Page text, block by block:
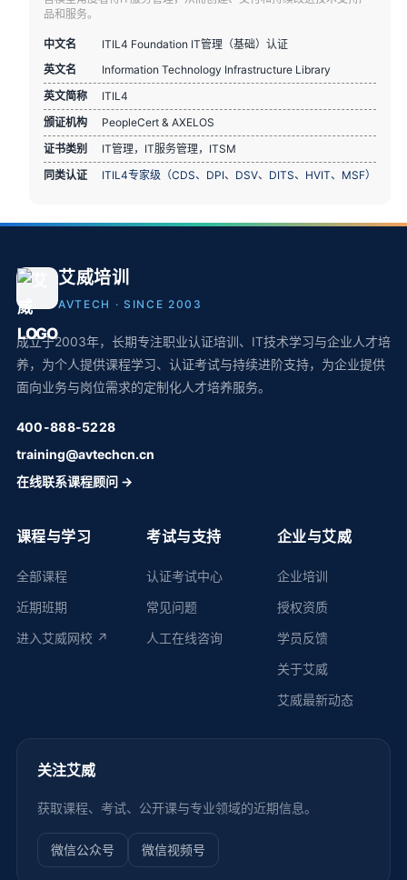
品和服务。
中文名
ITIL4 Foundation IT管理（基础）认证
英文名
Information Technology Infrastructure Library
英文简称
ITIL4
颁证机构
PeopleCert & AXELOS
证书类别
IT管理，IT服务管理，ITSM
同类认证
ITIL4专家级（CDS、DPI、DSV、DITS、HVIT、MSF）
艾威培训
AVTECH · SINCE 2003
成立于2003年，长期专注职业认证培训、IT技术学习与企业人才培
养，为个人提供课程学习、认证考试与持续进阶支持，为企业提供
面向业务与岗位需求的定制化人才培养服务。
400-888-5228
training@avtechcn.cn
在线联系课程顾问 →
课程与学习
全部课程
近期班期
进入艾威网校 ↗
考试与支持
认证考试中心
常见问题
人工在线咨询
企业与艾威
企业培训
授权资质
学员反馈
关于艾威
艾威最新动态
关注艾威
获取课程、考试、公开课与专业领域的近期信息。
微信公众号 微信视频号